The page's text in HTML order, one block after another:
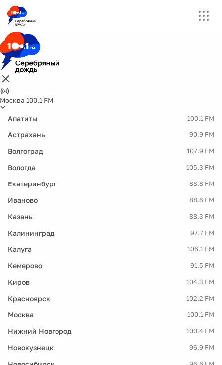
Москва 100.1 FM
Апатиты 100.1 FM
Астрахань 90.9 FM
Волгоград 107.9 FM
Вологда 105.3 FM
Екатеринбург 88.8 FM
Иваново 88.6 FM
Казань 88.3 FM
Калининград 97.7 FM
Калуга 106.1 FM
Кемерово 91.5 FM
Киров 104.3 FM
Красноярск 102.2 FM
Москва 100.1 FM
Нижний Новгород 100.4 FM
Новокузнецк 96.9 FM